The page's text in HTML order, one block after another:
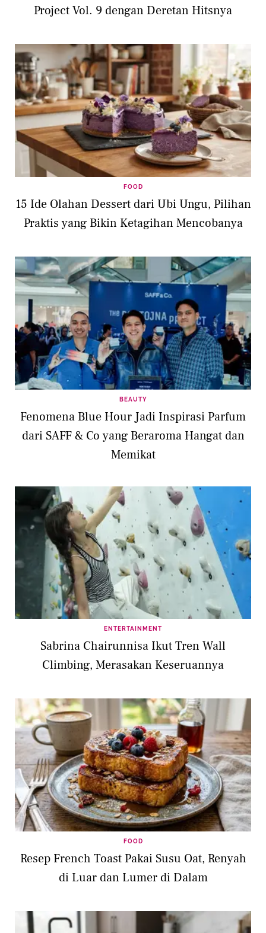
Project Vol. 9 dengan Deretan Hitsnya
FOOD
15 Ide Olahan Dessert dari Ubi Ungu, Pilihan
Praktis yang Bikin Ketagihan Mencobanya
BEAUTY
Fenomena Blue Hour Jadi Inspirasi Parfum
dari SAFF & Co yang Beraroma Hangat dan
Memikat
ENTERTAINMENT
Sabrina Chairunnisa Ikut Tren Wall
Climbing, Merasakan Keseruannya
FOOD
Resep French Toast Pakai Susu Oat, Renyah
di Luar dan Lumer di Dalam